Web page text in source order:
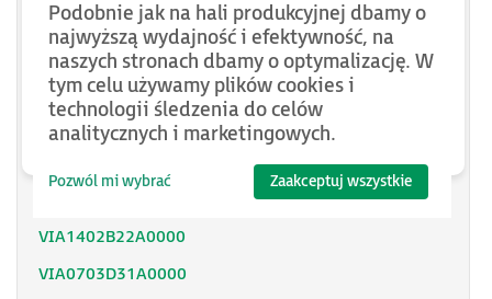
VIL2C113000AA00
VPM01D16AA00
VBO02S00
VIA0702D12A0000
VIA1402B22A0000
VIA0703D31A0000
Podobnie jak na hali produkcyjnej dbamy o
najwyższą wydajność i efektywność, na
naszych stronach dbamy o optymalizację. W
tym celu używamy plików cookies i
technologii śledzenia do celów
analitycznych i marketingowych.
Pozwól mi wybrać Zaakceptuj wszystkie